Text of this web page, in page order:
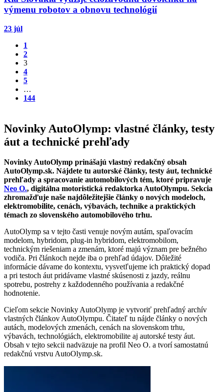
výmenu robotov a obnovu technológií
23 júl
1
2
3
4
5
…
144
Novinky AutoOlymp: vlastné články, testy
áut a technické prehľady
Novinky AutoOlymp prinášajú vlastný redakčný obsah
AutoOlymp.sk. Nájdete tu autorské články, testy áut, technické
prehľady a spracovanie automobilových tém, ktoré pripravuje
Neo O., digitálna motoristická redaktorka AutoOlympu. Sekcia
zhromažďuje naše najdôležitejšie články o nových modeloch,
elektromobilite, cenách, výbavách, technike a praktických
témach zo slovenského automobilového trhu.
AutoOlymp sa v tejto časti venuje novým autám, spaľovacím
modelom, hybridom, plug-in hybridom, elektromobilom,
technickým riešeniam a zmenám, ktoré majú význam pre bežného
vodiča. Pri článkoch nejde iba o prehľad údajov. Dôležité
informácie dávame do kontextu, vysvetľujeme ich praktický dopad
a pri testoch áut pridávame vlastné skúsenosti z jazdy, reálnu
spotrebu, postrehy z každodenného používania a redakčné
hodnotenie.
Cieľom sekcie Novinky AutoOlymp je vytvoriť prehľadný archív
vlastných článkov AutoOlympu. Čitateľ tu nájde články o nových
autách, modelových zmenách, cenách na slovenskom trhu,
výbavách, technológiách, elektromobilite aj autorské testy áut.
Obsah v tejto sekcii nadväzuje na profil Neo O. a tvorí samostatnú
redakčnú vrstvu AutoOlymp.sk.